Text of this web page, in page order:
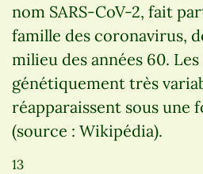
nom SARS-CoV-2, fait
famille des coronavirus,
milieu des années 60.
génétiquement très
réapparaissent sous une
(source : Wikipédia).
13